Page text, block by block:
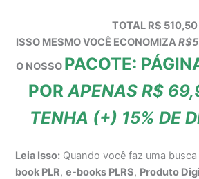
TOTAL R$ 510,50
ISSO MESMO VOCÊ ECONOMIZA
O NOSSO PACOTE:
POR APENAS R$
TENHA (+) 15% DE
Leia Isso: Quando você faz uma
book PLR,e-books PLRS, Produto